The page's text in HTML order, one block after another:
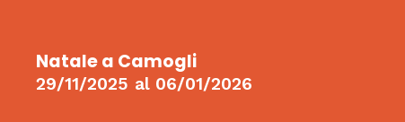
Natale a Camogli
29/11/2025 al 06/01/2026